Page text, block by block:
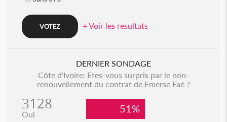
+ Voir les resultats
DERNIER SONDAGE
Côte d'Ivoire: Etes-vous surpris par le non-
renouvellement du contrat de Emerse Faé ?
3128
Oui 51%